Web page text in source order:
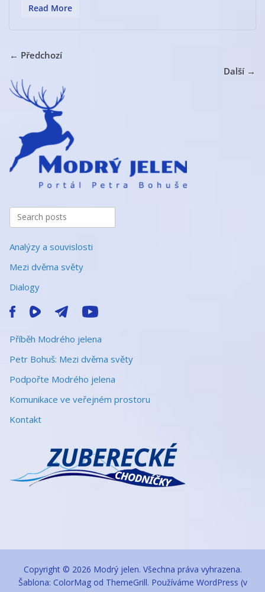
Read More
← Předchozí
Další →
Analýzy a souvislosti
Mezi dvěma světy
Dialogy
Příběh Modrého jelena
Petr Bohuš: Mezi dvěma světy
Podpořte Modrého jelena
Komunikace ve veřejném prostoru
Kontakt
Copyright © 2026 Modrý jelen. Všechna práva vyhrazena.
Šablona: ColorMagod ThemeGrill. Používáme WordPress (v